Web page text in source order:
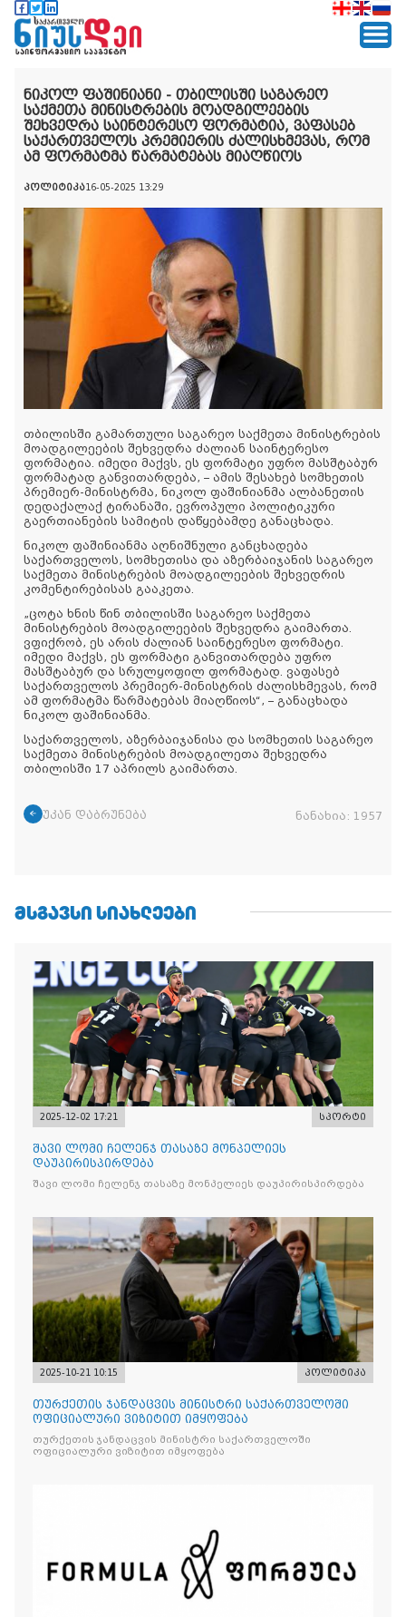
ნიკოლ ფაშინიანი - თბილისში საგარეო
საქმეთა მინისტრების მოადგილეების
შეხვედრა საინტერესო ფორმატია, ვაფასებ
საქართველოს პრემიერის ძალისხმევას, რომ
ამ ფორმატმა წარმატებას მიაღწიოს
პოლიტიკა16-05-2025 13:29
თბილისში გამართული საგარეო საქმეთა მინისტრების
მოადგილეების შეხვედრა ძალიან საინტერესო
ფორმატია. იმედი მაქვს, ეს ფორმატი უფრო მასშტაბურ
ფორმატად განვითარდება, – ამის შესახებ სომხეთის
პრემიერ-მინისტრმა, ნიკოლ ფაშინიანმა ალბანეთის
დედაქალაქ ტირანაში, ევროპული პოლიტიკური
გაერთიანების სამიტის დაწყებამდე განაცხადა.
ნიკოლ ფაშინიანმა აღნიშნული განცხადება
საქართველოს, სომხეთისა და აზერბაიჯანის საგარეო
საქმეთა მინისტრების მოადგილეების შეხვედრის
კომენტირებისას გააკეთა.
„ცოტა ხნის წინ თბილისში საგარეო საქმეთა
მინისტრების მოადგილეების შეხვედრა გაიმართა.
ვფიქრობ, ეს არის ძალიან საინტერესო ფორმატი.
იმედი მაქვს, ეს ფორმატი განვითარდება უფრო
მასშტაბურ და სრულყოფილ ფორმატად. ვაფასებ
საქართველოს პრემიერ-მინისტრის ძალისხმევას, რომ
ამ ფორმატმა წარმატებას მიაღწიოს“, – განაცხადა
ნიკოლ ფაშინიანმა.
საქართველოს, აზერბაიჯანისა და სომხეთის საგარეო
საქმეთა მინისტრების მოადგილეთა შეხვედრა
თბილისში 17 აპრილს გაიმართა.
უკან დაბრუნება ნანახია: 1957
ᲛᲡᲒᲐᲕᲡᲘ ᲡᲘᲐᲮᲚᲔᲔᲑᲘ
2025-12-02 17:21 სპორტი
შავი ლომი ჩელენჯ თასაზე მონპელიეს
დაუპირისპირდება
შავი ლომი ჩელენჯ თასაზე მონპელიეს დაუპირისპირდება
2025-10-21 10:15 პოლიტიკა
თურქეთის ჯანდაცვის მინისტრი საქართველოში
ოფიციალური ვიზიტით იმყოფება
თურქეთის ჯანდაცვის მინისტრი საქართველოში
ოფიციალური ვიზიტით იმყოფება